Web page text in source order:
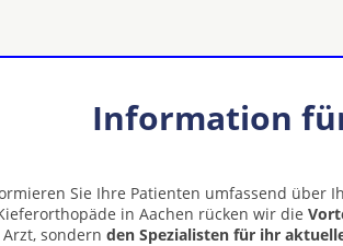
Information
Sie Ihre Patienten umfassend über
in Aachen rücken wir die
sondern den Spezialisten für ihr